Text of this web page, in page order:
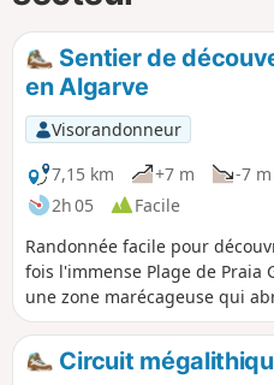
Sentier de
en Algarve
Visorandonneur
7,15 km
+7 m
-7 m
2h 05
Facile
Randonnée facile pour
fois l'immense Plage de Praia
une zone marécageuse qui
grand nombre d'oiseaux à la
Salgados. Un endroit somme
peu sauvage .
Circuit